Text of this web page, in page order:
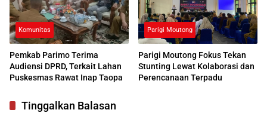
Komunitas
Pemkab Parimo Terima
Audiensi DPRD, Terkait Lahan
Puskesmas Rawat Inap Taopa
Parigi Moutong
Parigi Moutong Fokus Tekan
Stunting Lewat Kolaborasi dan
Perencanaan Terpadu
Tinggalkan Balasan